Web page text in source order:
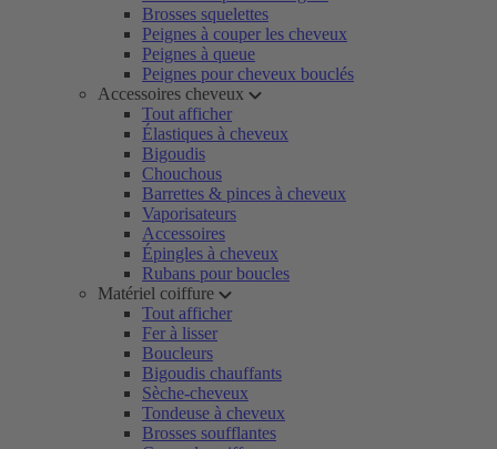
Brosses squelettes
Peignes à couper les cheveux
Peignes à queue
Peignes pour cheveux bouclés
Accessoires cheveux
Tout afficher
Élastiques à cheveux
Bigoudis
Chouchous
Barrettes & pinces à cheveux
Vaporisateurs
Accessoires
Épingles à cheveux
Rubans pour boucles
Matériel coiffure
Tout afficher
Fer à lisser
Boucleurs
Bigoudis chauffants
Sèche-cheveux
Tondeuse à cheveux
Brosses soufflantes